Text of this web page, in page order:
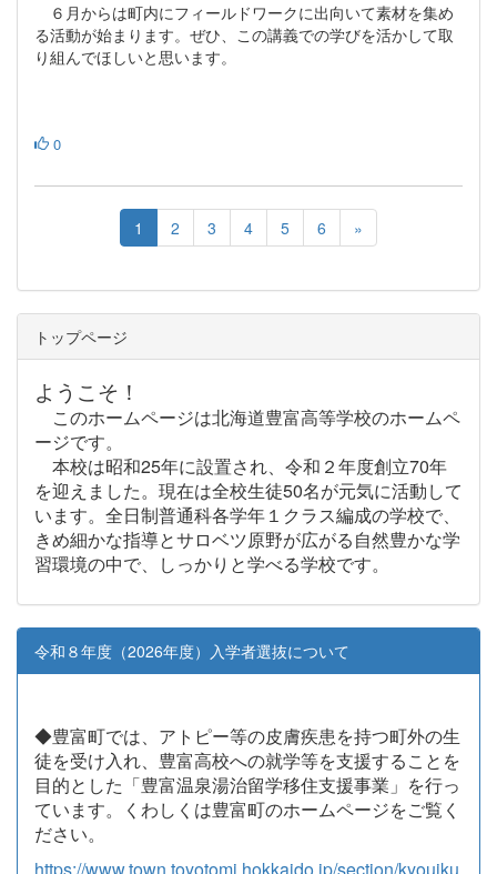
６月からは町内にフィールドワークに出向いて素材を集め
る活動が始まります。ぜひ、この講義での学びを活かして取
り組んでほしいと思います。
0
1 2 3 4 5 6 »
トップページ
ようこそ！
このホームページは北海道豊富高等学校のホームペ
ージです。
本校は昭和25年に設置され、令和２年度創立70年
を迎えました。現在は全校生徒50名が元気に活動して
います。全日制普通科各学年１クラス編成の学校で、
きめ細かな指導とサロベツ原野が広がる自然豊かな学
習環境の中で、しっかりと学べる学校です。
令和８年度（2026年度）入学者選抜について
◆豊富町では、アトピー等の皮膚疾患を持つ町外の生
徒を受け入れ、豊富高校への就学等を支援することを
目的とした「豊富温泉湯治留学移住支援事業」を行っ
ています。くわしくは豊富町のホームページをご覧く
ださい。